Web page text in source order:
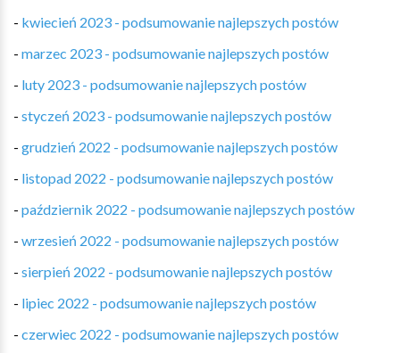
- kwiecień 2023 - podsumowanie najlepszych postów
- marzec 2023 - podsumowanie najlepszych postów
- luty 2023 - podsumowanie najlepszych postów
- styczeń 2023 - podsumowanie najlepszych postów
- grudzień 2022 - podsumowanie najlepszych postów
- listopad 2022 - podsumowanie najlepszych postów
- październik 2022 - podsumowanie najlepszych postów
- wrzesień 2022 - podsumowanie najlepszych postów
- sierpień 2022 - podsumowanie najlepszych postów
- lipiec 2022 - podsumowanie najlepszych postów
- czerwiec 2022 - podsumowanie najlepszych postów